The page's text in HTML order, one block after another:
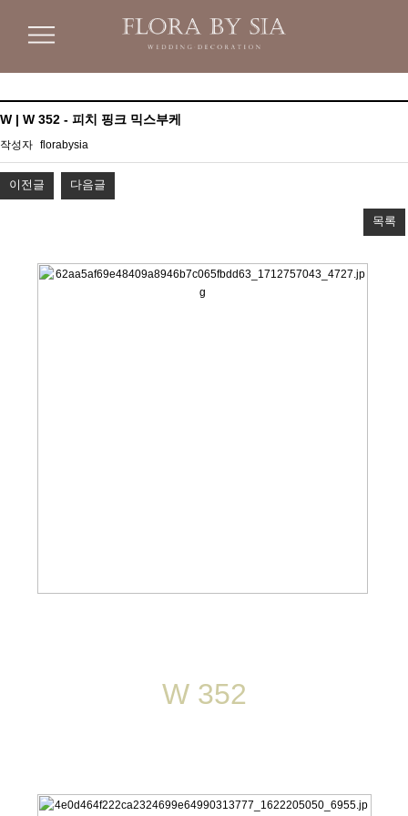
W | W 352 - 피치 핑크 믹스부케
작성자 florabysia
이전글 다음글
목록
W 352